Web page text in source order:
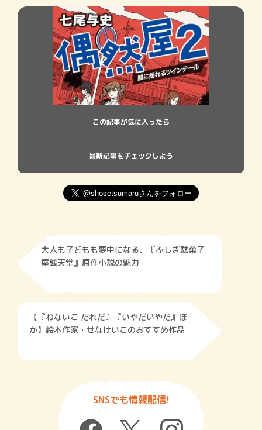
この記事が気に入ったら
最新記事をチェックしよう
大人も子どもも夢中になる、『ふしぎ駄菓子
屋銭天堂』原作小説の魅力
【『ねないこ だれだ』『いやだいやだ』ほ
か】絵本作家・せなけいこのおすすめ作品
SNSでも情報配信!